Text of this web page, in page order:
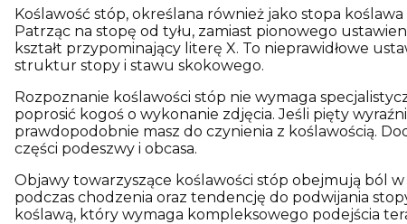
Koślawość stóp, określana również jako stopa
Patrząc na stopę od tyłu, zamiast pionowego
kształt przypominający literę X. To nieprawidłowe
struktur stopy i stawu skokowego.
Rozpoznanie koślawości stóp nie wymaga
poprosić kogoś o wykonanie zdjęcia. Jeśli pięty
prawdopodobnie masz do czynienia z koślawością.
części podeszwy i obcasa.
Objawy towarzyszące koślawości stóp obejmują ból
podczas chodzenia oraz tendencję do podwijania
koślawą, który wymaga kompleksowego podejścia